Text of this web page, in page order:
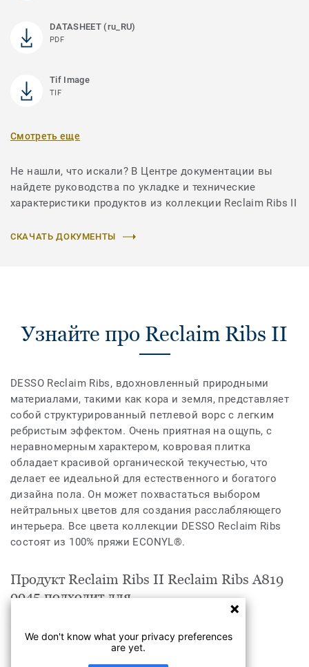
DATASHEET (ru_RU)
PDF
Tif Image
TIF
Смотреть еще
Не нашли, что искали? В Центре документации вы
найдете руководства по укладке и технические
характеристики продуктов из коллекции Reclaim Ribs II
СКАЧАТЬ ДОКУМЕНТЫ
Узнайте про Reclaim Ribs II
DESSO Reclaim Ribs, вдохновленный природными
материалами, такими как кора и земля, представляет
собой структурированный петлевой ворс с легким
ребристым эффектом. Очень приятная на ощупь, с
неравномерным характером, ковровая плитка
обладает красивой органической текучестью, что
делает ее идеальной для естественного и богатого
дизайна пола. Он может похвастаться выбором
нейтральных цветов для создания расслабляющего
интерьера. Все цвета коллекции DESSO Reclaim Ribs
состоят из 100% пряжи ECONYL®.
Продукт Reclaim Ribs II Reclaim Ribs A819
9945 подходит для
We don't know what your privacy preferences
are yet.